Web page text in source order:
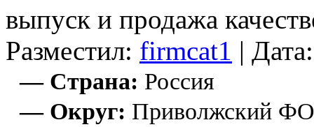
выпуск и продажа
Разместил: firmcat1 |
— Страна: Россия
— Округ: Приволжский ФО